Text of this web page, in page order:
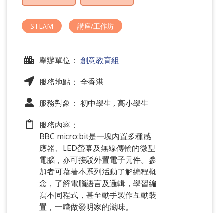
STEAM 講座/工作坊
舉辦單位： 創意教育組
服務地點： 全香港
服務對象： 初中學生 , 高小學生
服務內容：
BBC micro:bit是一塊內置多種感
應器、LED螢幕及無線傳輸的微型
電腦，亦可接駁外置電子元件。參
加者可藉著本系列活動了解編程概
念，了解電腦語言及邏輯，學習編
寫不同程式，甚至動手製作互動裝
置，一嚐做發明家的滋味。